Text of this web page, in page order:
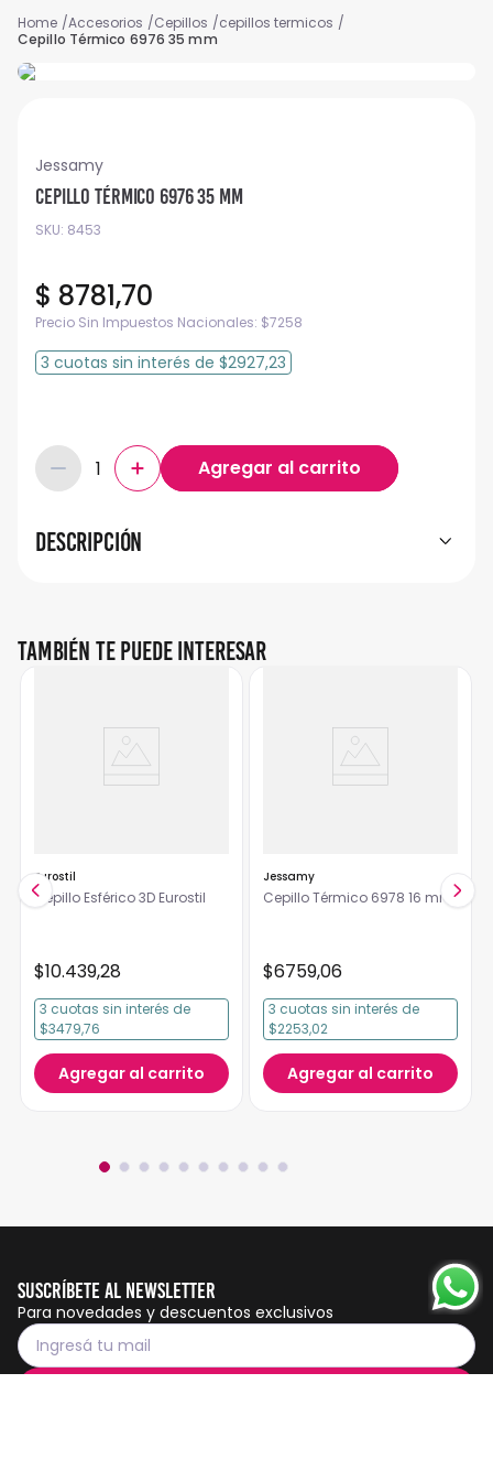
Accesorios Cepillos
cepillos termicos
Cepillo Térmico 6976 35 mm
Jessamy
Cepillo Térmico 6976 35 mm
SKU: 8453
$ 8781,70
Precio Sin Impuestos Nacionales: $7258
3 cuotas sin interés de $2927,23
Descripción
También te puede interesar
Eurostil
Cepillo Esférico 3D Eurostil
$10.439,28
3 cuotas sin interés de
$3479,76
Agregar al carrito
Jessamy
Cepillo Térmico 6978 16 mm
$6759,06
3 cuotas sin interés de
$2253,02
Agregar al carrito
Suscríbete al Newsletter
Para novedades y descuentos exclusivos